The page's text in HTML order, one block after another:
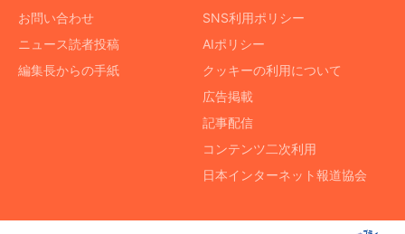
お問い合わせ
ニュース読者投稿
編集長からの手紙
SNS利用ポリシー
AIポリシー
クッキーの利用について
広告掲載
記事配信
コンテンツ二次利用
日本インターネット報道協会